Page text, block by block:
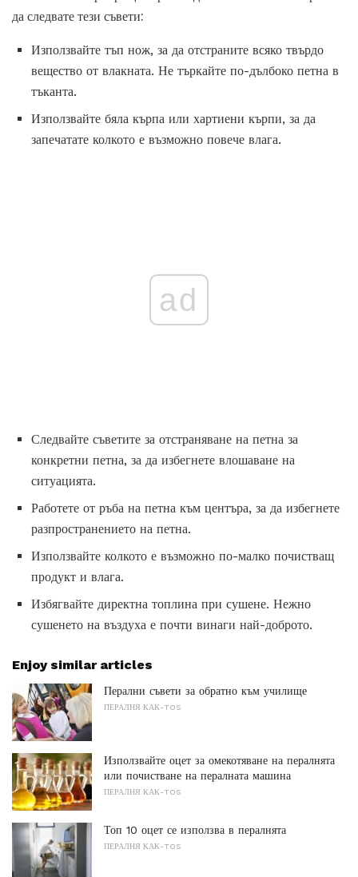
да следвате тези съвети:
Използвайте тъп нож, за да отстраните всяко твърдо
вещество от влакната. Не търкайте по-дълбоко петна в
тъканта.
Използвайте бяла кърпа или хартиени кърпи, за да
запечатате колкото е възможно повече влага.
ad
Следвайте съветите за отстраняване на петна за
конкретни петна, за да избегнете влошаване на
ситуацията.
Работете от ръба на петна към центъра, за да избегнете
разпространението на петна.
Използвайте колкото е възможно по-малко почистващ
продукт и влага.
Избягвайте директна топлина при сушене. Нежно
сушенето на въздуха е почти винаги най-доброто.
Enjoy similar articles
Перални съвети за обратно към училище
ПЕРАЛНЯ КАК-TOS
Използвайте оцет за омекотяване на пералнята
или почистване на пералната машина
ПЕРАЛНЯ КАК-TOS
Топ 10 оцет се използва в пералнята
ПЕРАЛНЯ КАК-TOS